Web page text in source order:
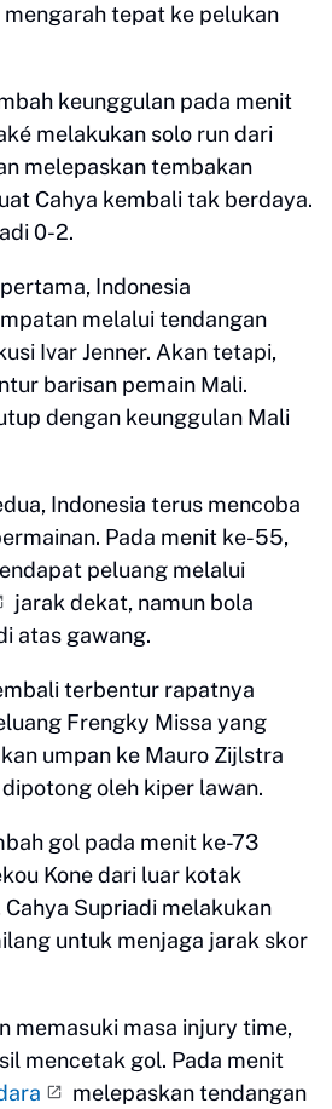
tepat ke pelukan
keunggulan pada menit
melakukan solo run dari
melepaskan tembakan
Cahya kembali tak berdaya.
0-2.
Indonesia
melalui tendangan
Ivar Jenner. Akan tetapi,
barisan pemain Mali.
dengan keunggulan Mali
Indonesia terus mencoba
Pada menit ke-55,
peluang melalui
jarak dekat, namun bola
atas gawang.
terbentur rapatnya
Frengky Missa yang
umpan ke Mauro Zijlstra
oleh kiper lawan.
gol pada menit ke-73
Kone dari luar kotak
Supriadi melakukan
untuk menjaga jarak skor
memasuki masa injury time,
mencetak gol. Pada menit
melepaskan tendangan